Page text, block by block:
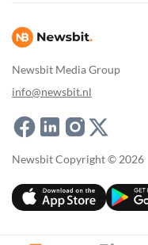
Newsbit Media Group
info@newsbit.nl
Newsbit Copyright © 2026